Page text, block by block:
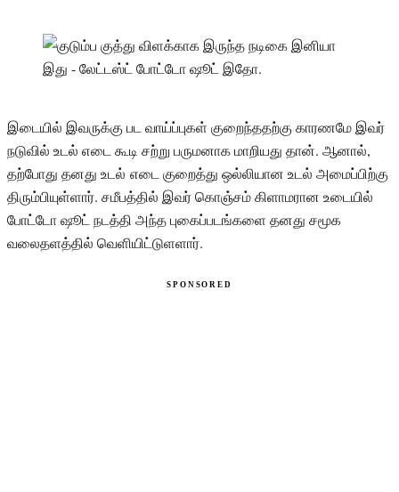
இடையில் இவருக்கு பட வாய்ப்புகள் குறைந்ததற்கு காரணமே இவர்
நடுவில் உடல் எடை கூடி சற்று பருமனாக மாறியது தான். ஆனால்,
தற்போது தனது உடல் எடை குறைத்து ஒல்லியான உடல் அமைப்பிற்கு
திரும்பியுள்ளார். சமீபத்தில் இவர் கொஞ்சம் கிளாமரான உடையில்
போட்டோ ஷூட் நடத்தி அந்த புகைப்படங்களை தனது சமூக
வலைதளத்தில் வெளியிட்டுளளார்.